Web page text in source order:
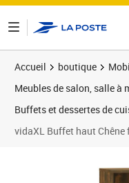
Accueil boutique
Meubles de salon, salle à
Buffets et dessertes de
vidaXL Buffet haut